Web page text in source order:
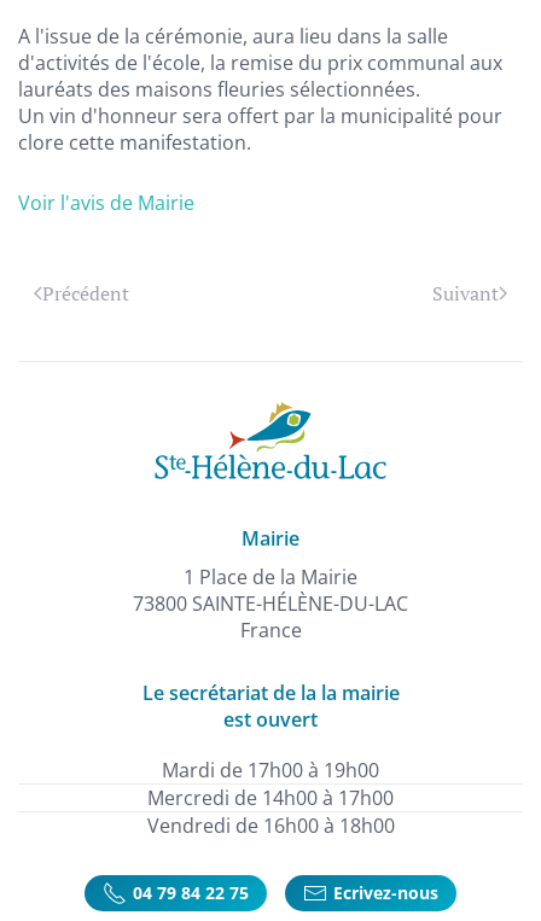
A l'issue de la cérémonie, aura lieu dans la salle
d'activités de l'école, la remise du prix communal aux
lauréats des maisons fleuries sélectionnées.
Un vin d'honneur sera offert par la municipalité pour
clore cette manifestation.
Voir l'avis de Mairie
Précédent Suivant
Mairie
1 Place de la Mairie
73800 SAINTE-HÉLÈNE-DU-LAC
France
Le secrétariat de la la mairie
est ouvert
Mardi de 17h00 à 19h00
Mercredi de 14h00 à 17h00
Vendredi de 16h00 à 18h00
04 79 84 22 75 Ecrivez-nous